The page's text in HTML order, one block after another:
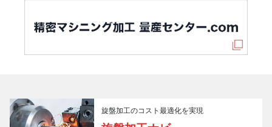
旋盤加工のコスト最適化を実現